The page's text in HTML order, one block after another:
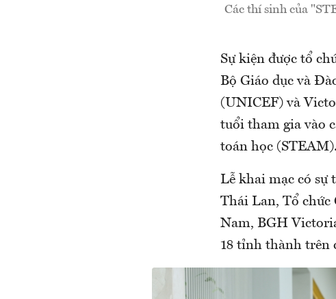
Các thí sinh của
Sự kiện được tổ
Bộ Giáo dục và
(UNICEF) và
tuổi tham gia vào
toán học (STEAM).
Lễ khai mạc có sự
Thái Lan, Tổ chức
Nam, BGH
18 tỉnh thành trên